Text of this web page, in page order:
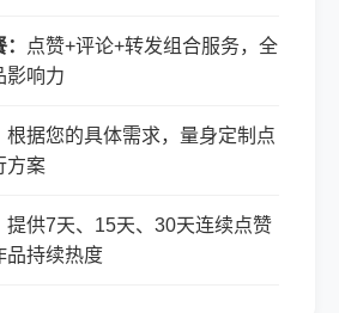
点赞+评论+转发组合服务，全
影响力
根据您的具体需求，量身定制点
方案
提供7天、15天、30天连续点赞
品持续热度